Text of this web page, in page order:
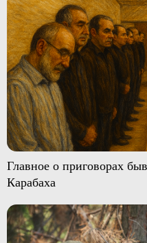
Главное о приговорах
Карабаха